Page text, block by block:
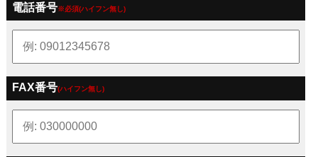
電話番号※必須(ハイフン無し)
FAX番号(ハイフン無し)